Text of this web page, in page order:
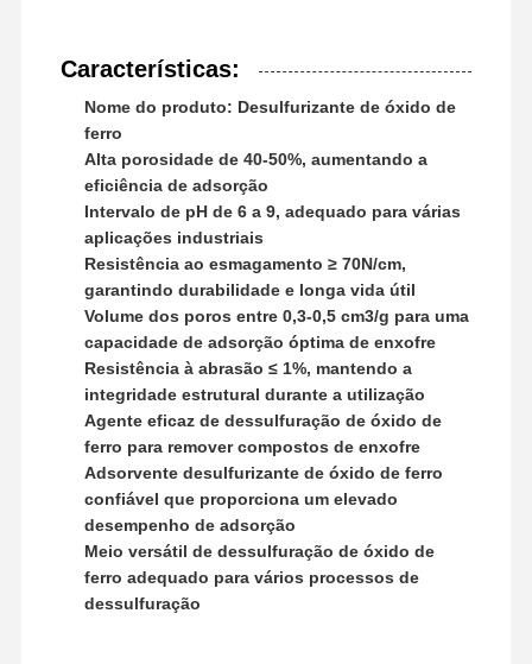
Cloreto de amónio metacrioloxietil trimetil
Cloreto de amónio acriloloxietil trimetil
Polyacrylamide aniônico
polyacrylamide nonionic
Poliacrilamida catiônica
Agente gelatinoso para fracturação da acidificação
Agente de sedimentação a alta temperatura
Desulfurizantes
Características:
Nome do produto: Desulfurizante de óxido de
ferro
Alta porosidade de 40-50%, aumentando a
eficiência de adsorção
Intervalo de pH de 6 a 9, adequado para várias
aplicações industriais
Resistência ao esmagamento ≥ 70N/cm,
garantindo durabilidade e longa vida útil
Volume dos poros entre 0,3-0,5 cm3/g para uma
capacidade de adsorção óptima de enxofre
Resistência à abrasão ≤ 1%, mantendo a
integridade estrutural durante a utilização
Agente eficaz de dessulfuração de óxido de
ferro para remover compostos de enxofre
Adsorvente desulfurizante de óxido de ferro
confiável que proporciona um elevado
desempenho de adsorção
Meio versátil de dessulfuração de óxido de
ferro adequado para vários processos de
dessulfuração